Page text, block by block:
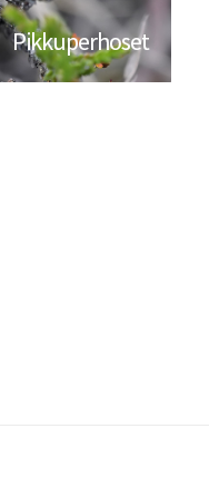
Pikkuperhoset